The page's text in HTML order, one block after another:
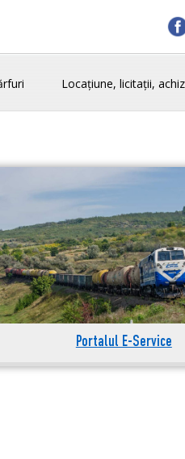
Locațiune, licitații,
Portalul E-Service